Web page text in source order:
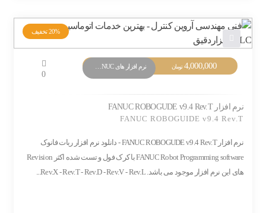
20% تخفیف
4,000,000 تومان
0
نرم افزار FANUC ROBOGUDE v9.4 Rev.T
FANUC ROBOGUIDE v9.4 Rev.T
نرم افزار FANUC ROBOGUDE v9.4 Rev.T - دانلود نرم افزار ربات فانوک
FANUC Robot Programming software با کرک فول و تست شده اکثر Revision
های این نرم افزار موجود می باشد. Rev.X - Rev.T - Rev.D - Rev.V - Rev.L...